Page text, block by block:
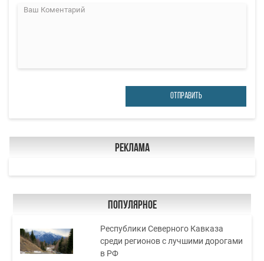
ОТПРАВИТЬ
Реклама
Популярное
Республики Северного Кавказа
среди регионов с лучшими дорогами
в РФ